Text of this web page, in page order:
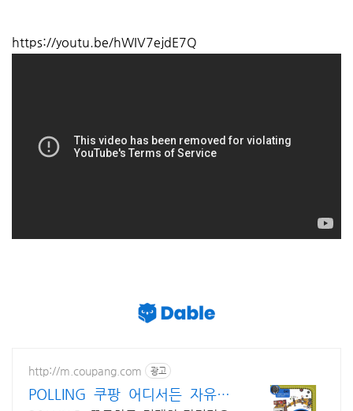
https://youtu.be/hWIV7ejdE7Q
http://m.coupang.com 광고
POLLING 쿠팡 어디서든 자유롭